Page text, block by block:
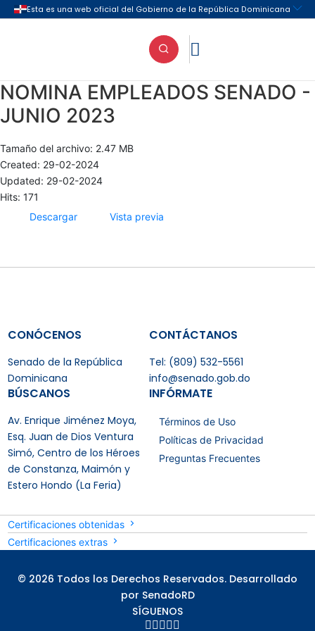

NOMINA EMPLEADOS SENADO -
JUNIO 2023
Tamaño del archivo: 2.47 MB
Created: 29-02-2024
Updated: 29-02-2024
Hits: 171
Descargar
Vista previa
CONÓCENOS
Senado de la República
Dominicana
CONTÁCTANOS
Tel: (809) 532-5561
info@senado.gob.do
BÚSCANOS
Av. Enrique Jiménez Moya,
Esq. Juan de Dios Ventura
Simó, Centro de los Héroes
de Constanza, Maimón y
Estero Hondo (La Feria)
INFÓRMATE
Términos de Uso
Políticas de Privacidad
Preguntas Frecuentes
Certificaciones obtenidas
Certificaciones extras
© 2026 Todos los Derechos Reservados. Desarrollado
por SenadoRD
SÍGUENOS
    